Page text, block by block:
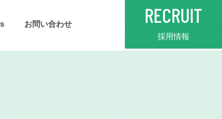
お問い合わせ RECRUIT
採用情報